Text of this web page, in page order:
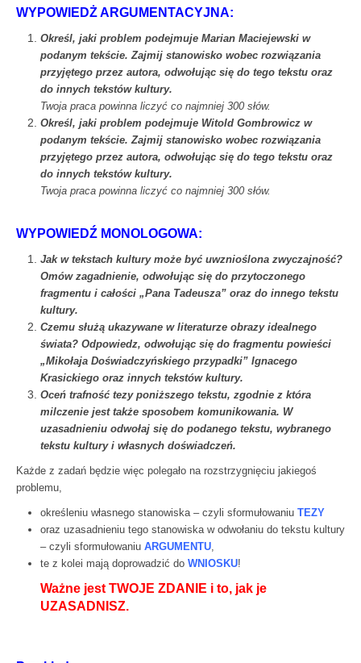
WYPOWIEDŻ ARGUMENTACYJNA:
Określ, jaki problem podejmuje Marian Maciejewski w
podanym tekście. Zajmij stanowisko wobec rozwiązania
przyjętego przez autora, odwołując się do tego tekstu oraz
do innych tekstów kultury.
Twoja praca powinna liczyć co najmniej 300 słów.
Określ, jaki problem podejmuje Witold Gombrowicz w
podanym tekście. Zajmij stanowisko wobec rozwiązania
przyjętego przez autora, odwołując się do tego tekstu oraz
do innych tekstów kultury.
Twoja praca powinna liczyć co najmniej 300 słów.
WYPOWIEDŹ MONOLOGOWA:
Jak w tekstach kultury może być uwznioślona zwyczajność?
Omów zagadnienie, odwołując się do przytoczonego
fragmentu i całości „Pana Tadeusza” oraz do innego tekstu
kultury.
Czemu służą ukazywane w literaturze obrazy idealnego
świata? Odpowiedz, odwołując się do fragmentu powieści
„Mikołaja Doświadczyńskiego przypadki” Ignacego
Krasickiego oraz innych tekstów kultury.
Oceń trafność tezy poniższego tekstu, zgodnie z która
milczenie jest także sposobem komunikowania. W
uzasadnieniu odwołaj się do podanego tekstu, wybranego
tekstu kultury i własnych doświadczeń.
Każde z zadań będzie więc polegało na rozstrzygnięciu jakiegoś
problemu,
określeniu własnego stanowiska – czyli sformułowaniu TEZY
oraz uzasadnieniu tego stanowiska w odwołaniu do tekstu kultury
– czyli sformułowaniu ARGUMENTU,
te z kolei mają doprowadzić do WNIOSKU!
Ważne jest TWOJE ZDANIE i to, jak je
UZASADNISZ.